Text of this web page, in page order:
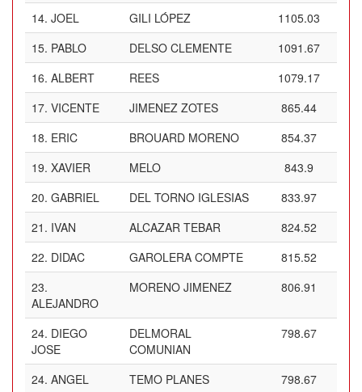
14. JOEL GILI LÓPEZ
1105.03
15. PABLO DELSO CLEMENTE
1091.67
16. ALBERT REES
1079.17
17. VICENTE JIMENEZ ZOTES
865.44
18. ERIC BROUARD MORENO
854.37
19. XAVIER MELO
843.9
20. GABRIEL DEL TORNO IGLESIAS
833.97
21. IVAN ALCAZAR TEBAR
824.52
22. DIDAC GAROLERA COMPTE
815.52
23.
ALEJANDRO
MORENO JIMENEZ 806.91
24. DIEGO
JOSE
DELMORAL
COMUNIAN
798.67
24. ANGEL TEMO PLANES
798.67